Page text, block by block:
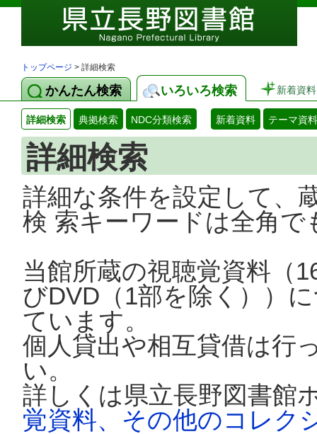
トップページ > 詳細検索
かんたん検索 いろいろ検索 新着資料
詳細検索 典拠検索 NDC分類検索 新着資料 テーマ資料
詳細検索
詳細な条件を設定して、
検 索キーワードは全角
当館所蔵の視聴覚資料（
びDVD（1部を除く））
ています。
個人貸出や相互貸借は行
い。
詳しくは県立長野図書館
覚資料、その他のコレク